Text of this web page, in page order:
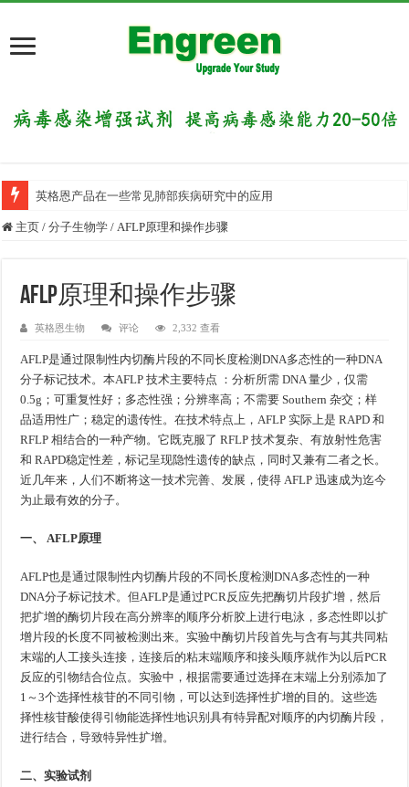
英格恩产品在一些常见肺部疾病研究中的应用
主页 / 分子生物学 / AFLP原理和操作步骤
AFLP原理和操作步骤
英格恩生物 评论 2,332 查看
AFLP是通过限制性内切酶片段的不同长度检测DNA多态性的一种DNA
分子标记技术。本AFLP 技术主要特点 ：分析所需 DNA 量少，仅需
0.5g；可重复性好；多态性强；分辨率高；不需要 Southern 杂交；样
品适用性广；稳定的遗传性。在技术特点上，AFLP 实际上是 RAPD 和
RFLP 相结合的一种产物。它既克服了 RFLP 技术复杂、有放射性危害
和 RAPD稳定性差，标记呈现隐性遗传的缺点，同时又兼有二者之长。
近几年来，人们不断将这一技术完善、发展，使得 AFLP 迅速成为迄今
为止最有效的分子。
一、 AFLP原理
AFLP也是通过限制性内切酶片段的不同长度检测DNA多态性的一种
DNA分子标记技术。但AFLP是通过PCR反应先把酶切片段扩增，然后
把扩增的酶切片段在高分辨率的顺序分析胶上进行电泳，多态性即以扩
增片段的长度不同被检测出来。实验中酶切片段首先与含有与其共同粘
末端的人工接头连接，连接后的粘末端顺序和接头顺序就作为以后PCR
反应的引物结合位点。实验中，根据需要通过选择在末端上分别添加了
1～3个选择性核苷的不同引物，可以达到选择性扩增的目的。这些选
择性核苷酸使得引物能选择性地识别具有特异配对顺序的内切酶片段，
进行结合，导致特异性扩增。
二、实验试剂